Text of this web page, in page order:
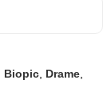
Biopic Drame